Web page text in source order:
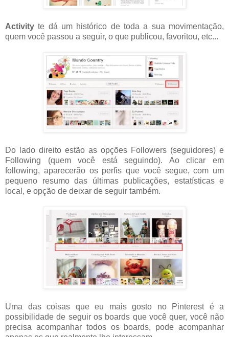
Activity te dá um histórico de toda a sua movimentação,
quem você passou a seguir, o que publicou, favoritou, etc...
Do lado direito estão as opções Followers (seguidores) e
Following (quem você está seguindo). Ao clicar em
following, aparecerão os perfis que você segue, com um
pequeno resumo das últimas publicações, estatísticas e
local, e opção de deixar de seguir também.
Uma das coisas que eu mais gosto no Pinterest é a
possibilidade de seguir os boards que você quer, você não
precisa acompanhar todos os boards, pode acompanhar